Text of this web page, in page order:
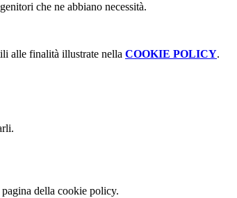
che ne abbiano necessità.
alle finalità illustrate nella COOKIE POLICY.
della cookie policy.